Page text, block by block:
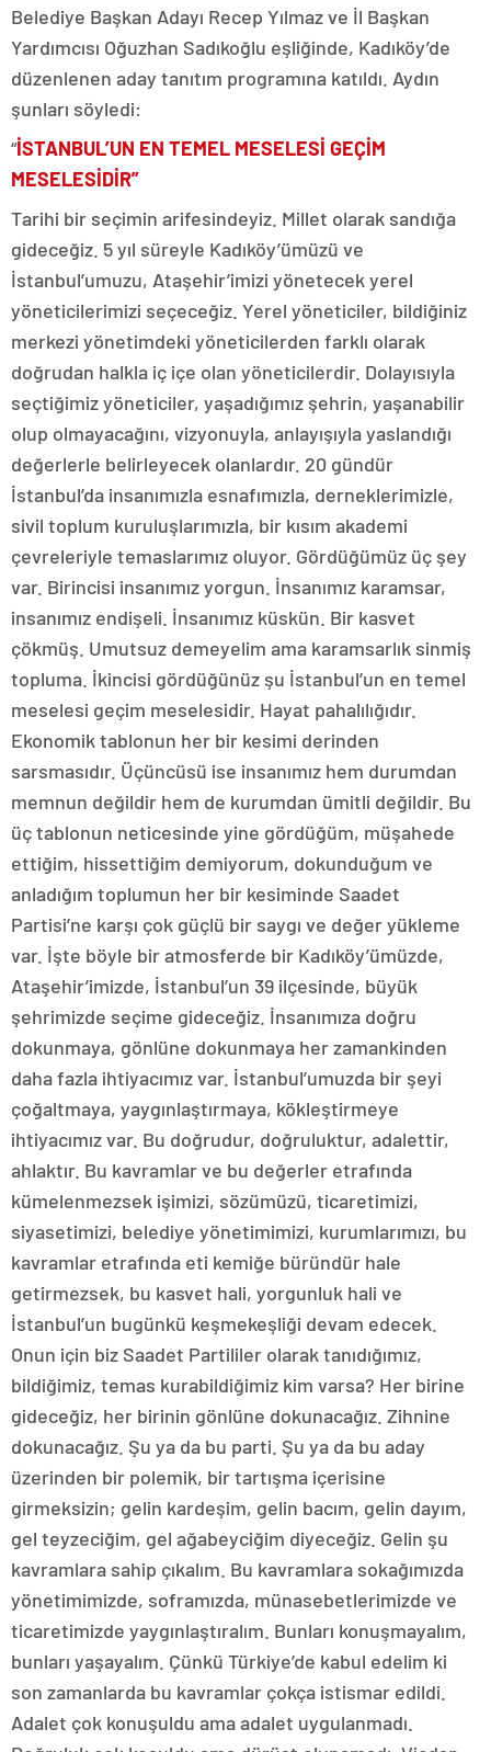
Belediye Başkan Adayı Recep Yılmaz ve İl Başkan
Yardımcısı Oğuzhan Sadıkoğlu eşliğinde, Kadıköy’de
düzenlenen aday tanıtım programına katıldı. Aydın
şunları söyledi:
“İSTANBUL’UN EN TEMEL MESELESİ GEÇİM
MESELESİDİR”
Tarihi bir seçimin arifesindeyiz. Millet olarak sandığa
gideceğiz. 5 yıl süreyle Kadıköy’ümüzü ve
İstanbul’umuzu, Ataşehir’imizi yönetecek yerel
yöneticilerimizi seçeceğiz. Yerel yöneticiler, bildiğiniz
merkezi yönetimdeki yöneticilerden farklı olarak
doğrudan halkla iç içe olan yöneticilerdir. Dolayısıyla
seçtiğimiz yöneticiler, yaşadığımız şehrin, yaşanabilir
olup olmayacağını, vizyonuyla, anlayışıyla yaslandığı
değerlerle belirleyecek olanlardır. 20 gündür
İstanbul’da insanımızla esnafımızla, derneklerimizle,
sivil toplum kuruluşlarımızla, bir kısım akademi
çevreleriyle temaslarımız oluyor. Gördüğümüz üç şey
var. Birincisi insanımız yorgun. İnsanımız karamsar,
insanımız endişeli. İnsanımız küskün. Bir kasvet
çökmüş. Umutsuz demeyelim ama karamsarlık sinmiş
topluma. İkincisi gördüğünüz şu İstanbul’un en temel
meselesi geçim meselesidir. Hayat pahalılığıdır.
Ekonomik tablonun her bir kesimi derinden
sarsmasıdır. Üçüncüsü ise insanımız hem durumdan
memnun değildir hem de kurumdan ümitli değildir. Bu
üç tablonun neticesinde yine gördüğüm, müşahede
ettiğim, hissettiğim demiyorum, dokunduğum ve
anladığım toplumun her bir kesiminde Saadet
Partisi’ne karşı çok güçlü bir saygı ve değer yükleme
var. İşte böyle bir atmosferde bir Kadıköy’ümüzde,
Ataşehir’imizde, İstanbul’un 39 ilçesinde, büyük
şehrimizde seçime gideceğiz. İnsanımıza doğru
dokunmaya, gönlüne dokunmaya her zamankinden
daha fazla ihtiyacımız var. İstanbul’umuzda bir şeyi
çoğaltmaya, yaygınlaştırmaya, kökleştirmeye
ihtiyacımız var. Bu doğrudur, doğruluktur, adalettir,
ahlaktır. Bu kavramlar ve bu değerler etrafında
kümelenmezsek işimizi, sözümüzü, ticaretimizi,
siyasetimizi, belediye yönetimimizi, kurumlarımızı, bu
kavramlar etrafında eti kemiğe büründür hale
getirmezsek, bu kasvet hali, yorgunluk hali ve
İstanbul’un bugünkü keşmekeşliği devam edecek.
Onun için biz Saadet Partililer olarak tanıdığımız,
bildiğimiz, temas kurabildiğimiz kim varsa? Her birine
gideceğiz, her birinin gönlüne dokunacağız. Zihnine
dokunacağız. Şu ya da bu parti. Şu ya da bu aday
üzerinden bir polemik, bir tartışma içerisine
girmeksizin; gelin kardeşim, gelin bacım, gelin dayım,
gel teyzeciğim, gel ağabeyciğim diyeceğiz. Gelin şu
kavramlara sahip çıkalım. Bu kavramlara sokağımızda
yönetimimizde, soframızda, münasebetlerimizde ve
ticaretimizde yaygınlaştıralım. Bunları konuşmayalım,
bunları yaşayalım. Çünkü Türkiye’de kabul edelim ki
son zamanlarda bu kavramlar çokça istismar edildi.
Adalet çok konuşuldu ama adalet uygulanmadı.